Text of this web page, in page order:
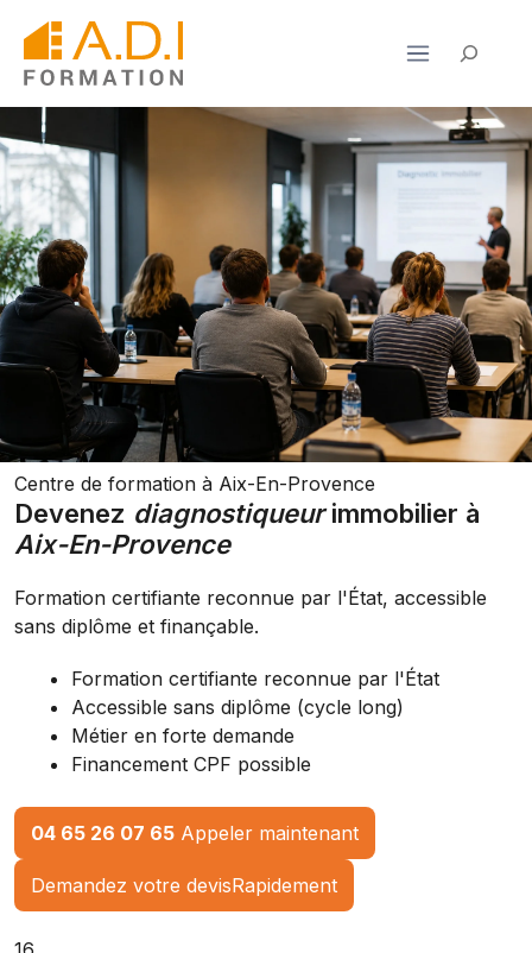
contenu
Centre de formation à Aix-En-Provence
Devenez diagnostiqueurimmobilier à
Aix-En-Provence
Formation certifiante reconnue par l'État, accessible
sans diplôme et finançable.
Formation certifiante reconnue par l'État
Accessible sans diplôme (cycle long)
Métier en forte demande
Financement CPF possible
04 65 26 07 65 Appeler maintenant
Demandez votre devisRapidement